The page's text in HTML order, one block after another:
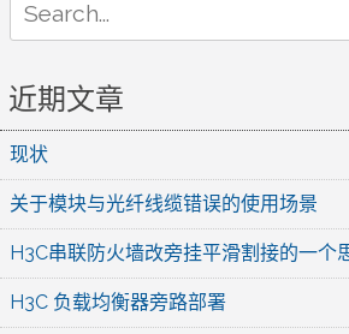
for:
近期文章
现状
关于模块与光纤线缆错误的使用场景
H3C串联防火墙改旁挂平滑割接的一个
H3C 负载均衡器旁路部署